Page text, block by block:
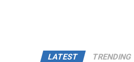
LATEST TRENDING